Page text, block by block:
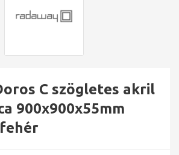
C szögletes akril
900x900x55mm